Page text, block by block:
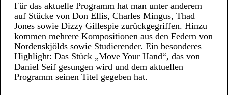
Für das aktuelle Programm hat man unter anderem
auf Stücke von Don Ellis, Charles Mingus, Thad
Jones sowie Dizzy Gillespie zurückgegriffen. Hinzu
kommen mehrere Kompositionen aus den Federn von
Nordenskjölds sowie Studierender. Ein besonderes
Highlight: Das Stück „Move Your Hand“, das von
Daniel Seif gesungen wird und dem aktuellen
Programm seinen Titel gegeben hat.